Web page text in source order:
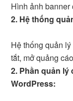
Hình ảnh
2. Hệ thống
Hệ thống quản
tắt, mở quảng cáo
2. Phần quản
WordPress: